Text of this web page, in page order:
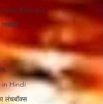
Recipes)
in Hindi
लंचबॉक्स